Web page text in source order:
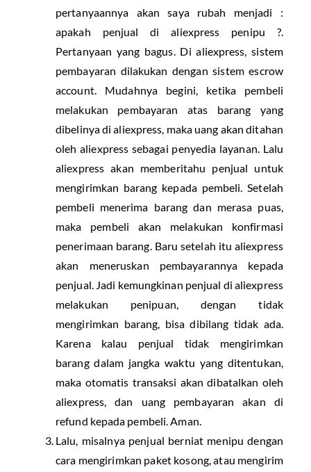
pertanyaannya akan saya rubah menjadi :
apakah penjual di aliexpress penipu ?.
Pertanyaan yang bagus. Di aliexpress, sistem
pembayaran dilakukan dengan sistem escrow
account. Mudahnya begini, ketika pembeli
melakukan pembayaran atas barang yang
dibelinya di aliexpress, maka uang akan ditahan
oleh aliexpress sebagai penyedia layanan. Lalu
aliexpress akan memberitahu penjual untuk
mengirimkan barang kepada pembeli. Setelah
pembeli menerima barang dan merasa puas,
maka pembeli akan melakukan konfirmasi
penerimaan barang. Baru setelah itu aliexpress
akan meneruskan pembayarannya kepada
penjual. Jadi kemungkinan penjual di aliexpress
melakukan penipuan, dengan tidak
mengirimkan barang, bisa dibilang tidak ada.
Karena kalau penjual tidak mengirimkan
barang dalam jangka waktu yang ditentukan,
maka otomatis transaksi akan dibatalkan oleh
aliexpress, dan uang pembayaran akan di
refund kepada pembeli. Aman.
Lalu, misalnya penjual berniat menipu dengan
cara mengirimkan paket kosong, atau mengirim